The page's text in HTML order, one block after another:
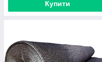
Купити